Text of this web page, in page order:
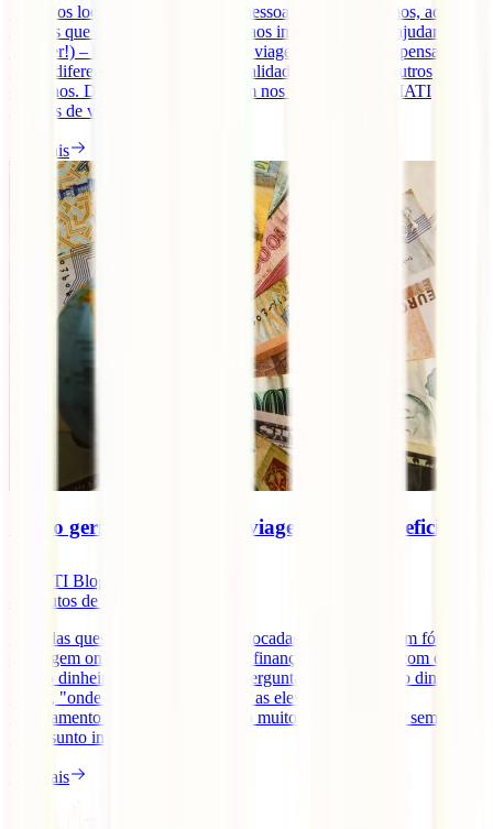
Desde os locais que visitamos, às pessoas que conhecemos, aos
sabores que experimentamos e até aos imprevistos (que ajudamos a
resolver!) – tudo nos transforma. A viagem obriga-nos a pensar de
forma diferente, a encarar novas realidades, soluções e outros
caminhos. Dizem-nos que a viagem nos faz crescer. E a IATI
seguros de viagens online [...]
Ler mais
Como gerir o dinheiro em viagem de forma eficiente
IATI Blog
minutos de leitura
Uma das questões muitas vezes colocadas por viajantes em fóruns
de viagem online tem a ver com as finanças em viagem, com como
gerir o dinheiro fora de Portugal. Perguntas como "quanto dinheiro
levar", "onde trocar", "como evitar as elevadas taxas de
levantamento nos multibancos" são muito comuns. Este é sempre
um assunto importante no [...]
Ler mais